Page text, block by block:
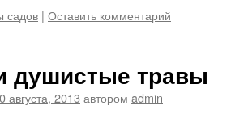
садов | Оставить комментарий
душистые травы
августа, 2013 автором admin